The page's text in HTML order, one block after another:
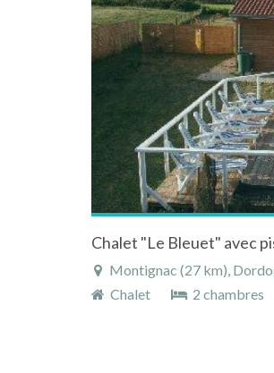
Montignac (27 km),
Chalet
2 chambres